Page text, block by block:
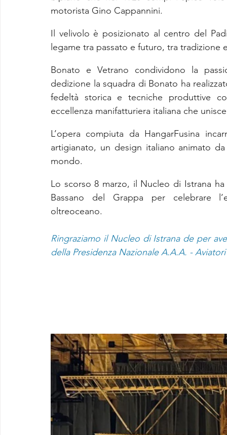
motorista Gino Cappannini.
Il velivolo è posizionato al centro del
legame tra passato e futuro, tra tradizione
Bonato e Vetrano condividono la
dedizione la squadra di Bonato ha
fedeltà storica e tecniche produttive
eccellenza manifatturiera italiana che
L’opera compiuta da HangarFusina
artigianato, un design italiano animato
mondo.
Lo scorso 8 marzo, il Nucleo di Istrana
Bassano del Grappa per celebrare
oltreoceano.
Ringraziamo il Nucleo di Istrana de per
della Presidenza Nazionale A.A.A. - Aviatori